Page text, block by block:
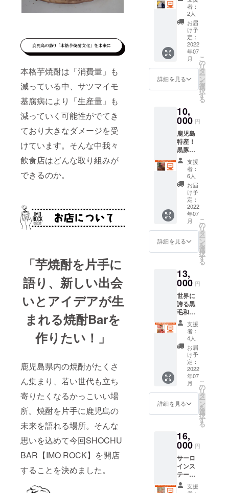
本格芋焼酎は「消費量」も
減っている中、サツマイモ
基腐病により「生産量」も
減っていく可能性がでてき
ており大きなダメージを受
けています。そんな中我々
飲食店はどんな取り組みが
できるのか。
「芋焼酎を片手に
語り、新しい出会
いとアイデアが生
まれる焼酎Barを
作りたい！」
鹿児島県内の焼酎がたくさ
ん集まり、若い世代も立ち
寄りたくなるかっこいい場
所。焼酎を片手に鹿児島の
未来を語れる場所。そんな
思いを込めて今回SHOCHU
BAR【IMO ROCK】を開店
することを決めました。
ちん横丁店
】をオープ
2017.05
中心地と郊
修施設兼居
米門うまい
もん。谷山
店 飲食
LAB】をオー
プン。
都会でも少
し働きたい
スタッフの
ニーズに応
えられるよ
う【牛タン
と蕎麦 さえ
中洲に共同
出店として
オープン。
2018.07
谷山活性に
拍車がかか
るよう【個
室焼鳥 とり
ふく】卸本
町をオープ
ン。
生涯飲食人
として愉し
めるよう朝
業態もある
【鳥門米門
九州うまい
い致し
ます。
俗に反
さない
お名前
でお願
い致し
ます。
（又は
ニック
ネー
ム）を
10文字
以内で
備考欄
へご記
さい。
・掲載
考欄へ
【不
要】と
ご記入
くださ
い。 ・
公序良
俗に反
さない
お名前
でお願
い致し
ます。
ガラス
質の釉
薬が光
を透過
するの
が特徴
です。
また、
水と良
く混ざ
部には
丸みを
つけて
いま
す。
******H
Pへのお
名前記
載につ
いて
****** ・
株式会
社グッ
ドフェ
ローズ
ングの
HP内に
致しま
す（希
望者の
み／
ニック
ネーム
可）。
・掲載
可能な
お名前
（又は
ニック
ネー
ム）を
10文字
備考欄
へご記
さい。
・掲載
不要の
方は備
考欄へ
【不
要】と
ご記入
徴があ
りま
す。鹿
児島の
文化で
ある焼
酎のお
湯割り
や水割
りはも
トール
グラス
をイ
メージ
した形
状は
ビール
やカク
テル、
ハイ
ボール
や最近
人気の
焼酎の
炭酸割
が楽し
め、た
い方に
もおス
スメの
サイズ
感で
す。そ
の他、
お茶や
コー
ヒー、
ジュー
スなど
にも何
度でも
使用で
くで割
れる心
でご年
配や子
供さ
ん、人
気のア
ウトド
アにも
作り持
ちやす
いで
す。ま
た、竹
の性質
から氷
を入れ
た冷た
い飲み
温かい
ものは
持ち手
が熱く
なりに
くい特
徴があ
りま
す。鹿
児島の
文化で
ある焼
酎のお
湯割り
や水割
りはも
ちろ
グラス
をイ
メージ
した形
状は
ビール
やカク
テル、
ハイ
ボール
や最近
人気の
焼酎の
炭酸割
りなど
め、た
くさん
もおス
スメの
サイズ
感で
す。そ
の他、
お茶や
温泉よ
りオリ
ジナル
グッズ
をお届
け！ ◆
サウナ
ハット
はフ
リーサ
イズで
す。 色
レー、
ネイ
ビー、
イエ
ローの3
色より
お選び
くださ
い！
******H
Pへのお
名前記
載につ
いて
****** ・
株式会
社グッ
ングの
HP内に
お名前
を掲載
致しま
す（希
望者の
み／
ニック
ネーム
可）。
・掲載
可能な
お名前
（又は
ニック
ネー
備考欄
へご記
さい。
・掲載
不要の
方は備
者：
2人
お届
け予
定：
2022
年07
月
詳細を見る
こ
の
リ
タ
ー
ン
を
選
択
す
る
10,
000 円
鹿児島
特産！
黒豚な
ど黒毛
和牛を
絶妙な
バラン
スで独
自配合
したオ
リジナ
ルハン
バー
グ！肉
汁が溢
れま
【内容
量】
150g×9
個 原材
料及び
添加物
等の食
品表示
はお届
け商品
のラベ
ルに表
記され
ます
******H
Pへのお
名前記
****** ・
株式会
社グッ
ドフェ
ローズ
ダイニ
ングの
HP内に
支援
者：
6人
お届
け予
定：
2022
年07
月
詳細を見る
こ
の
リ
タ
ー
ン
を
選
択
す
る
13,
000 円
世界に
誇る黒
毛和牛
とかご
しま黒
豚を
たっぷ
り入れ
た美味
いしゃ
ぶしゃ
ぶセッ
ト。
【セッ
ト内
容】
りスラ
イス
400g
[豚]バラ
300g・
上ロー
ス300g
支援
者：
4人
お届
け予
定：
2022
年07
月
詳細を見る
こ
の
リ
タ
ー
ン
を
選
択
す
る
16,
000 円
サーロ
インス
テーキ
400g
と、旨
支援